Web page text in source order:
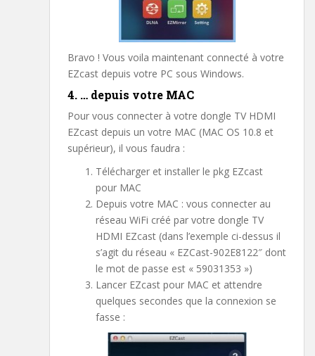
Bravo ! Vous voila maintenant connecté à votre
EZcast depuis votre PC sous Windows.
4. … depuis votre MAC
Pour vous connecter à votre dongle TV HDMI
EZcast depuis un votre MAC (MAC OS 10.8 et
supérieur), il vous faudra :
Télécharger et installer le pkg EZcast
pour MAC
Depuis votre MAC : vous connecter au
réseau WiFi créé par votre dongle TV
HDMI EZcast (dans l’exemple ci-dessus il
s’agit du réseau « EZCast-902E8122″ dont
le mot de passe est « 59031353 »)
Lancer EZcast pour MAC et attendre
quelques secondes que la connexion se
fasse :